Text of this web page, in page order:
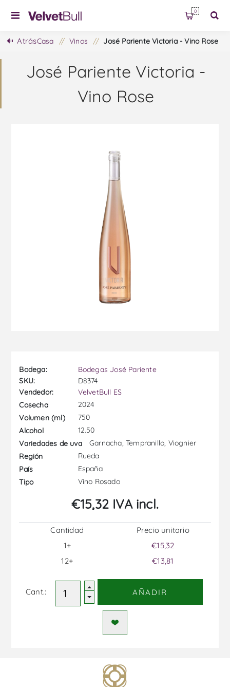
0
AtrásCasa / Vinos / José Pariente Victoria - Vino Rose
José Pariente Victoria -
Vino Rose
Bodega:
Bodegas José Pariente
SKU:
D8374
Vendedor:
VelvetBull ES
Cosecha
2024
Volumen (ml)
750
Alcohol
12.50
Variedades de uva
Garnacha, Tempranillo, Viognier
Región
Rueda
País
España
Tipo
Vino Rosado
€15,32 IVA incl.
Cantidad
1+
12+
Precio unitario
€15,32
€13,81
Cant.: AÑADIR